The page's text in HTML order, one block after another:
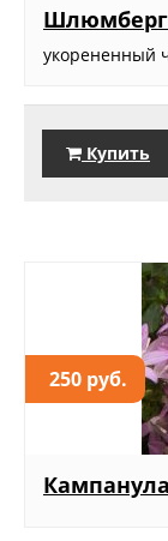
укорененный
Купить
250 руб.